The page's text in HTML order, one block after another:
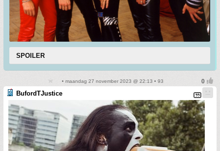
SPOILER
• maandag 27 november 2023 @ 22:13 • 93
BufordTJustice